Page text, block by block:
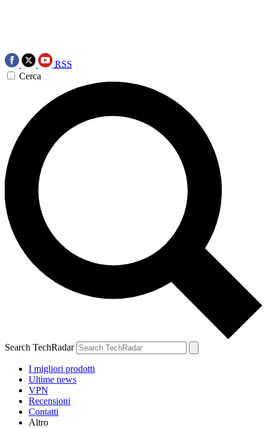
RSS
Cerca
Search TechRadar
I migliori prodotti
Ultime news
VPN
Recensioni
Contatti
Altro